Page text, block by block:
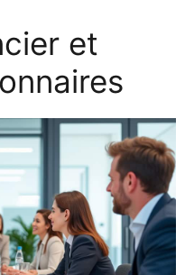
et